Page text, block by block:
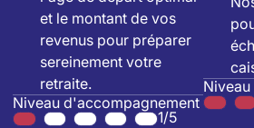
et le montant de vos
revenus pour préparer
sereinement votre
retraite.
Niveau d'accompagnement
1/5